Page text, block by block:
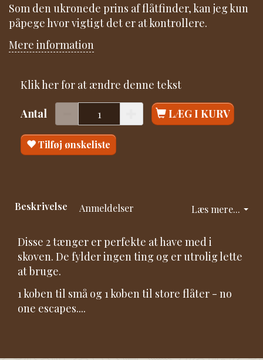
Som den ukronede prins af flåtfinder, kan jeg kun
påpege hvor vigtigt det er at kontrollere.
Mere information
Klik her for at ændre denne tekst
Antal LÆG I KURV
Tilføj ønskeliste
Læs mere...
Beskrivelse Anmeldelser
Disse 2 tænger er perfekte at have med i
skoven. De fylder ingen ting og er utrolig lette
at bruge.
1 koben til små og 1 koben til store flåter - no
one escapes....